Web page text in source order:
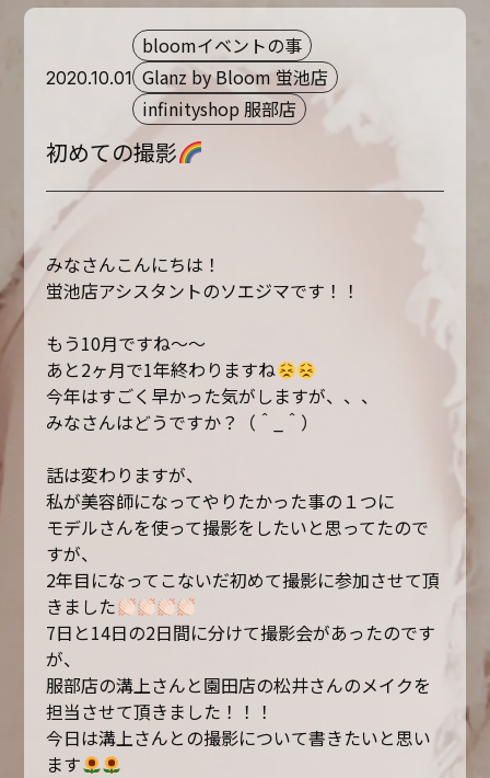
2020.10.01
bloomイベントの事
Glanz by Bloom 蛍池店
infinityshop 服部店
初めての撮影
みなさんこんにちは！
蛍池店アシスタントのソエジマです！！
もう10月ですね〜〜
あと2ヶ月で1年終わりますね
今年はすごく早かった気がしますが、、、
みなさんはどうですか？（＾_＾）
話は変わりますが、
私が美容師になってやりたかった事の１つに
モデルさんを使って撮影をしたいと思ってたので
すが、
2年目になってこないだ初めて撮影に参加させて頂
きました
7日と14日の2日間に分けて撮影会があったのです
が、
服部店の溝上さんと園田店の松井さんのメイクを
担当させて頂きました！！！
今日は溝上さんとの撮影について書きたいと思い
ます